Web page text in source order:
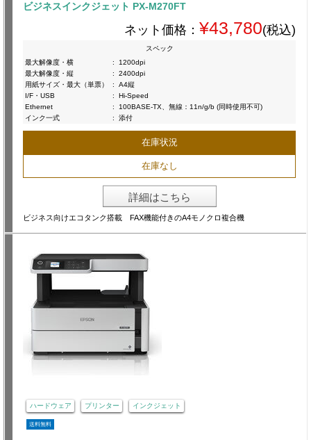
ビジネスインクジェット PX-M270FT
ネット価格： ¥43,780(税込)
スペック
最大解像度・横
:
1200dpi
最大解像度・縦
:
2400dpi
用紙サイズ・最大（単票）
:
A4縦
I/F・USB
:
Hi-Speed
Ethernet
:
100BASE-TX、無線：11n/g/b (同時使用不可)
インク一式
: 添付
在庫状況
在庫なし
詳細はこちら
ビジネス向けエコタンク搭載 FAX機能付きのA4モノクロ複合機
ハードウェア プリンター インクジェット
送料無料